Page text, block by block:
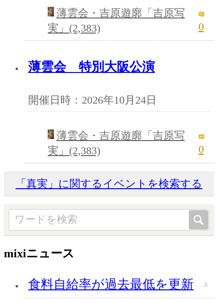
薄雲会・吉原遊廓「吉原写
実」(2,383)
0
薄雲会 特別大阪公演
開催日時：2026年10月24日
薄雲会・吉原遊廓「吉原写
実」(2,383)
0
「真実」に関するイベントを検索する
mixiニュース
食料自給率が過去最低を更新